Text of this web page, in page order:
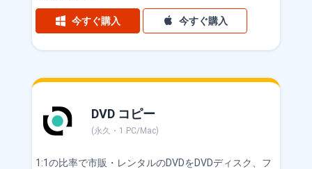
今すぐ購入 今すぐ購入
DVD コピー
(永久・1 PC/Mac)
1:1の比率で市販・レンタルのDVDをDVDディスク、フ